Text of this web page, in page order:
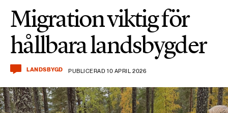
Migration viktig för
hållbara landsbygder
LANDSBYGD PUBLICERAD 10 APRIL 2026